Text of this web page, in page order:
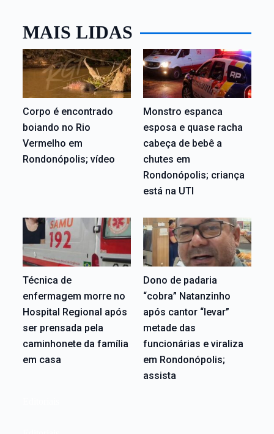
MAIS LIDAS
Corpo é encontrado
boiando no Rio
Vermelho em
Rondonópolis; vídeo
Monstro espanca
esposa e quase racha
cabeça de bebê a
chutes em
Rondonópolis; criança
está na UTI
Técnica de
enfermagem morre no
Hospital Regional após
ser prensada pela
caminhonete da família
em casa
Dono de padaria
“cobra” Natanzinho
após cantor “levar”
metade das
funcionárias e viraliza
em Rondonópolis;
assista